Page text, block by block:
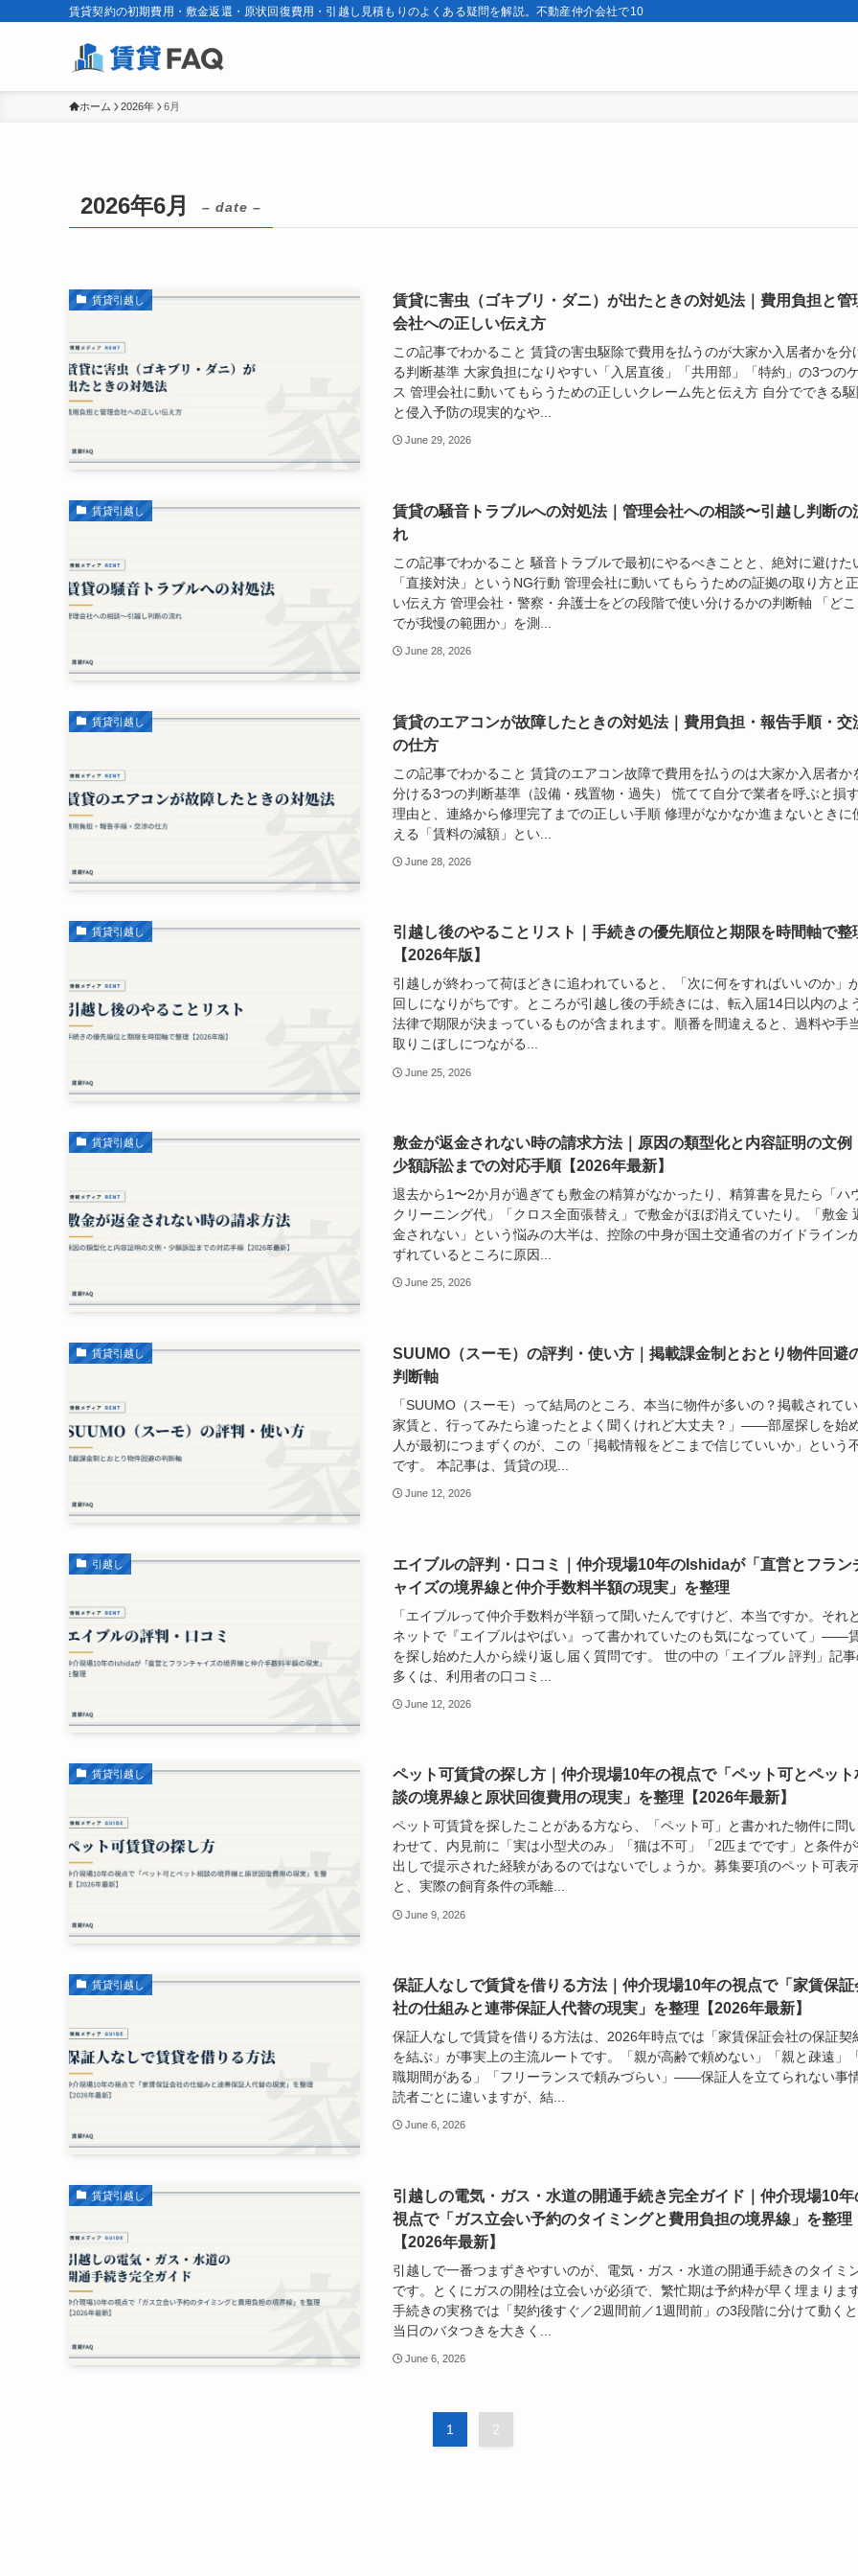
賃貸契約の初期費用・敷金返還・原状回復費用・引越し見積もりのよくある疑問を解説。不動産仲介会社で10年・引越し7回の実体験から、契約前と
ホーム 2026年 6月
2026年6月 – date –
賃貸引越し
賃貸に害虫（ゴキブリ・ダニ）が出たときの対処法｜費用負担と管
会社への正しい伝え方
この記事でわかること 賃貸の害虫駆除で費用を払うのが大家か入居者かを分
る判断基準 大家負担になりやすい「入居直後」「共用部」「特約」の3つの
ス 管理会社に動いてもらうための正しいクレーム先と伝え方 自分でできる駆
と侵入予防の現実的なや...
June 29, 2026
賃貸引越し
賃貸の騒音トラブルへの対処法｜管理会社への相談〜引越し判断の
れ
この記事でわかること 騒音トラブルで最初にやるべきことと、絶対に避けた
「直接対決」というNG行動 管理会社に動いてもらうための証拠の取り方と
い伝え方 管理会社・警察・弁護士をどの段階で使い分けるかの判断軸 「どこ
でが我慢の範囲か」を測...
June 28, 2026
賃貸引越し
賃貸のエアコンが故障したときの対処法｜費用負担・報告手順・交
の仕方
この記事でわかること 賃貸のエアコン故障で費用を払うのは大家か入居者か
分ける3つの判断基準（設備・残置物・過失） 慌てて自分で業者を呼ぶと損
理由と、連絡から修理完了までの正しい手順 修理がなかなか進まないときに
える「賃料の減額」とい...
June 28, 2026
賃貸引越し
引越し後のやることリスト｜手続きの優先順位と期限を時間軸で整
【2026年版】
引越しが終わって荷ほどきに追われていると、「次に何をすればいいのか」
回しになりがちです。ところが引越し後の手続きには、転入届14日以内のよ
法律で期限が決まっているものが含まれます。順番を間違えると、過料や手
取りこぼしにつながる...
June 25, 2026
賃貸引越し
敷金が返金されない時の請求方法｜原因の類型化と内容証明の文例
少額訴訟までの対応手順【2026年最新】
退去から1〜2か月が過ぎても敷金の精算がなかったり、精算書を見たら「ハ
クリーニング代」「クロス全面張替え」で敷金がほぼ消えていたり。「敷金
金されない」という悩みの大半は、控除の中身が国土交通省のガイドライン
ずれているところに原因...
June 25, 2026
賃貸引越し
SUUMO（スーモ）の評判・使い方｜掲載課金制とおとり物件回避
判断軸
「SUUMO（スーモ）って結局のところ、本当に物件が多いの？掲載されて
家賃と、行ってみたら違ったとよく聞くけれど大丈夫？」——部屋探しを始
人が最初につまずくのが、この「掲載情報をどこまで信じていいか」という
です。 本記事は、賃貸の現...
June 12, 2026
引越し
エイブルの評判・口コミ｜仲介現場10年のIshidaが「直営とフラン
ャイズの境界線と仲介手数料半額の現実」を整理
「エイブルって仲介手数料が半額って聞いたんですけど、本当ですか。それと
ネットで『エイブルはやばい』って書かれていたのも気になっていて」——
を探し始めた人から繰り返し届く質問です。 世の中の「エイブル 評判」記
多くは、利用者の口コミ...
June 12, 2026
賃貸引越し
ペット可賃貸の探し方｜仲介現場10年の視点で「ペット可とペット
談の境界線と原状回復費用の現実」を整理【2026年最新】
ペット可賃貸を探したことがある方なら、「ペット可」と書かれた物件に問
わせて、内見前に「実は小型犬のみ」「猫は不可」「2匹までです」と条件が
出しで提示された経験があるのではないでしょうか。募集要項のペット可表
と、実際の飼育条件の乖離...
June 9, 2026
賃貸引越し
保証人なしで賃貸を借りる方法｜仲介現場10年の視点で「家賃保証
社の仕組みと連帯保証人代替の現実」を整理【2026年最新】
保証人なしで賃貸を借りる方法は、2026年時点では「家賃保証会社の保証契
を結ぶ」が事実上の主流ルートです。「親が高齢で頼めない」「親と疎遠」
職期間がある」「フリーランスで頼みづらい」——保証人を立てられない事
読者ごとに違いますが、結...
June 6, 2026
賃貸引越し
引越しの電気・ガス・水道の開通手続き完全ガイド｜仲介現場10年
視点で「ガス立会い予約のタイミングと費用負担の境界線」を整理
【2026年最新】
引越しで一番つまずきやすいのが、電気・ガス・水道の開通手続きのタイミ
です。とくにガスの開栓は立会いが必須で、繁忙期は予約枠が早く埋まります
手続きの実務では「契約後すぐ／2週間前／1週間前」の3段階に分けて動くと
当日のバタつきを大きく...
June 6, 2026
1 2